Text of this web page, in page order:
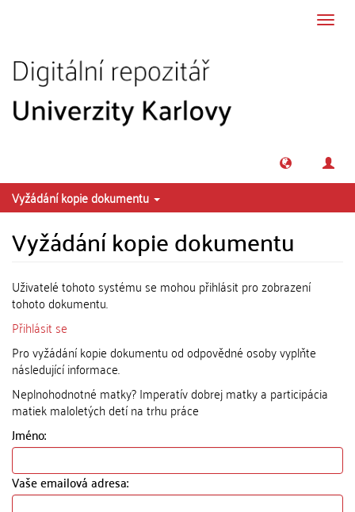
Vyžádání kopie dokumentu
Vyžádání kopie dokumentu
Uživatelé tohoto systému se mohou přihlásit pro zobrazení
tohoto dokumentu.
Přihlásit se
Pro vyžádání kopie dokumentu od odpovědné osoby vyplňte
následující informace.
Neplnohodnotné matky? Imperatív dobrej matky a participácia
matiek maloletých detí na trhu práce
Jméno:
Vaše emailová adresa: